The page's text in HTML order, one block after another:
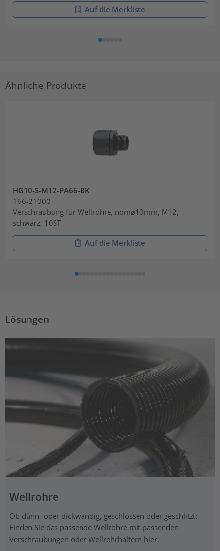
Auf die Merkliste
Ähnliche Produkte
HG10-S-M12-PA66-BK
166-21000
Verschraubung für Wellrohre, nom⌀10mm, M12,
schwarz, 10ST
Auf die Merkliste
Lösungen
Wellrohre
Ob dünn- oder dickwandig, geschlossen oder geschlitzt:
Finden Sie das passende Wellrohre mit passenden
Verschraubungen oder Wellrohrhaltern hier.